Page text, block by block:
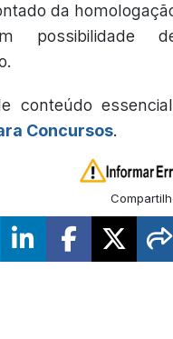
da
possibilidade
conteúdo
Concursos.